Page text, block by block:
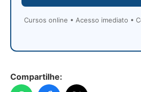
Cursos online • Acesso imediato •
Compartilhe: